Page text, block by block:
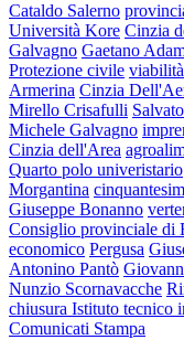
Cataldo Salerno
Università Kore Cinzia
Galvagno Gaetano
Protezione civile viabilità
Armerina Cinzia
Mirello Crisafulli
Michele Galvagno
Cinzia dell'Area
Quarto polo univeristario
Morgantina
Giuseppe Bonanno
Consiglio provinciale di
economico Pergusa
Antonino Pantò
Nunzio Scornavacche
chiusura Istituto tecnico
Comunicati Stampa